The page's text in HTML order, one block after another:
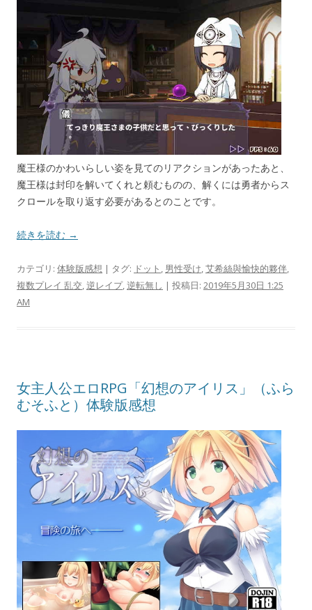
魔王様のかわいらしい姿を見てのリアクションがあったあと、
魔王様は封印を解いてくれと頼むものの、解くには勇者からス
クロールを取り返す必要があるとのことです。
続きを読む →
カテゴリ: 体験版感想 | タグ: ドット , 男性受け,艾希絲與愉快的夥伴,
複数プレイ 乱交,逆レイプ,逆転無し | 投稿日: 2019年5月30日 1:25
AM
女主人公エロRPG「幻想のアイリス」（ふら
むそふと）体験版感想